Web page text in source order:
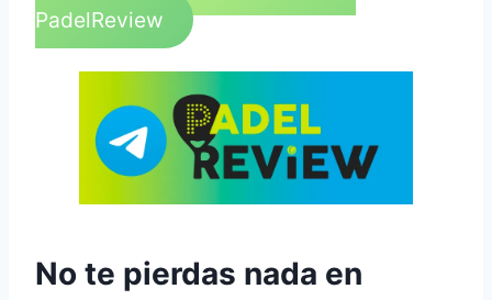
PadelReview
No te pierdas nada en